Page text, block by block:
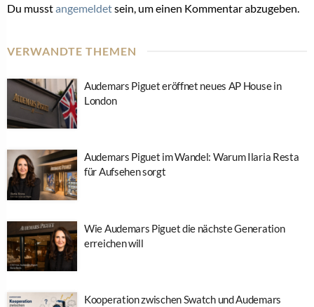
Du musstangemeldetsein, um einen Kommentar abzugeben.
VERWANDTE THEMEN
Audemars Piguet eröffnet neues AP House in
London
Audemars Piguet im Wandel: Warum Ilaria Resta
für Aufsehen sorgt
Wie Audemars Piguet die nächste Generation
erreichen will
Kooperation zwischen Swatch und Audemars